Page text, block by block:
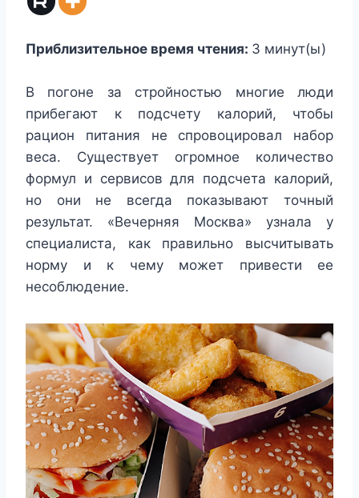
Приблизительное время чтения: 3 минут(ы)
В погоне за стройностью многие люди
прибегают к подсчету калорий, чтобы
рацион питания не спровоцировал набор
веса. Существует огромное количество
формул и сервисов для подсчета калорий,
но они не всегда показывают точный
результат. «Вечерняя Москва» узнала у
специалиста, как правильно высчитывать
норму и к чему может привести ее
несоблюдение.